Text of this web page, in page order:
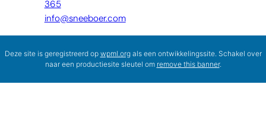
365
info@sneeboer.com
Deze site is geregistreerd op wpml.orgals een ontwikkelingssite. Schakel over
naar een productiesite sleutel om remove this banner.